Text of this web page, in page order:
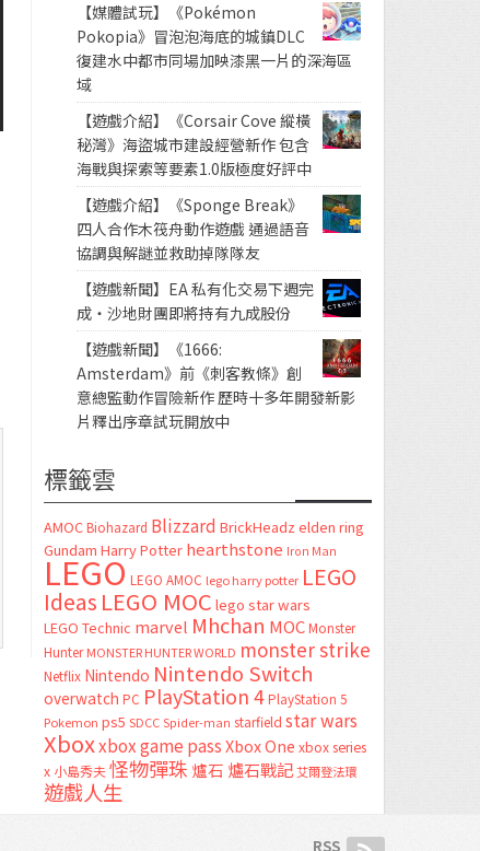
【媒體試玩】《Pokémon
Pokopia》冒泡泡海底的城鎮DLC
復建水中都市同場加映漆黑一片的深海區
域
【遊戲介紹】《Corsair Cove 縱橫
秘灣》海盜城市建設經營新作 包含
海戰與探索等要素1.0版極度好評中
【遊戲介紹】《Sponge Break》
四人合作木筏舟動作遊戲 通過語音
協調與解謎並救助掉隊隊友
【遊戲新聞】EA 私有化交易下週完
成・沙地財團即將持有九成股份
【遊戲新聞】《1666:
Amsterdam》前《刺客教條》創
意總監動作冒險新作 歷時十多年開發新影
片釋出序章試玩開放中
標籤雲
AMOC Biohazard Blizzard BrickHeadz elden ring
Gundam Harry Potter hearthstone Iron Man
LEGO LEGO AMOC lego harry potter LEGO
Ideas LEGO MOC lego star wars
LEGO Technic marvel Mhchan MOC Monster
Hunter MONSTER HUNTER WORLD monster strike
Netflix Nintendo Nintendo Switch
overwatch PC PlayStation 4 PlayStation 5
Pokemon ps5 SDCC Spider-man starfield star wars
Xboxxbox game passXbox One xbox series
x 小島秀夫怪物彈珠 爐石 爐石戰記艾爾登法環
遊戲人生
RSS